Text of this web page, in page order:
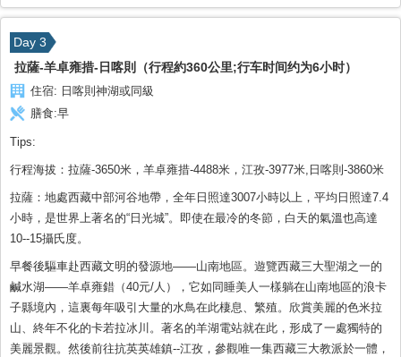
Day 3
拉薩-羊卓雍措-日喀則（行程約360公里;行车时间约为6小时）
住宿: 日喀則神湖或同級
膳食:早
Tips:
行程海拔：拉薩-3650米，羊卓雍措-4488米，江孜-3977米,日喀則-3860米
拉薩：地處西藏中部河谷地帶，全年日照達3007小時以上，平均日照達7.4
小時，是世界上著名的“日光城”。即使在最冷的冬節，白天的氣溫也高達
10--15攝氏度。
早餐後驅車赴西藏文明的發源地——山南地區。遊覽西藏三大聖湖之一的
鹹水湖——羊卓雍錯（40元/人），它如同睡美人一樣躺在山南地區的浪卡
子縣境內，這裏每年吸引大量的水鳥在此棲息、繁殖。欣賞美麗的色米拉
山、終年不化的卡若拉冰川。著名的羊湖電站就在此，形成了一處獨特的
美麗景觀。然後前往抗英英雄鎮--江孜，參觀唯一集西藏三大教派於一體，